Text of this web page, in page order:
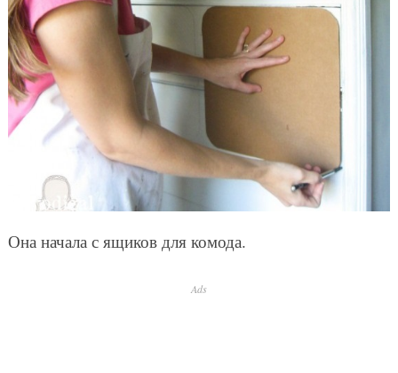
Она начала с ящиков для комода.
Ads